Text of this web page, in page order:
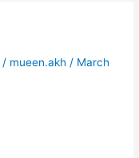
/ mueen.akh/ March